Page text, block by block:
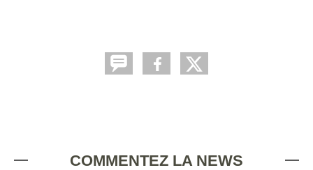
COMMENTEZ LA NEWS